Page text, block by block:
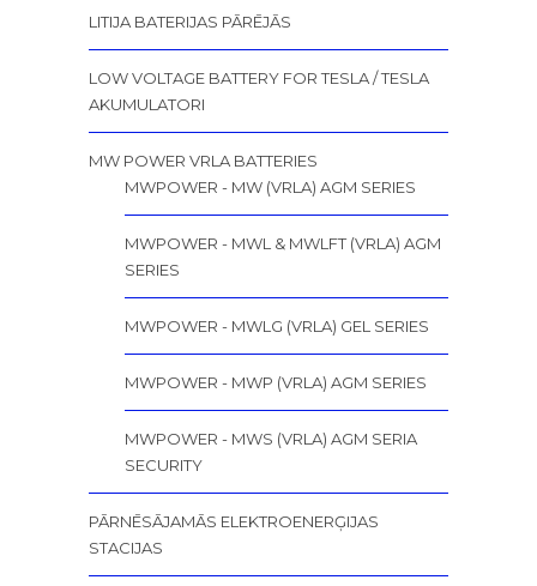
LITIJA BATERIJAS PĀRĒJĀS
LOW VOLTAGE BATTERY FOR TESLA / TESLA
AKUMULATORI
MW POWER VRLA BATTERIES
MWPOWER - MW (VRLA) AGM SERIES
MWPOWER - MWL & MWLFT (VRLA) AGM
SERIES
MWPOWER - MWLG (VRLA) GEL SERIES
MWPOWER - MWP (VRLA) AGM SERIES
MWPOWER - MWS (VRLA) AGM SERIA
SECURITY
PĀRNĒSĀJAMĀS ELEKTROENERĢIJAS
STACIJAS